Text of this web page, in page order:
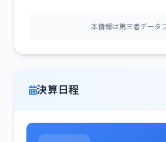
本情報は第三者データ
決算日程